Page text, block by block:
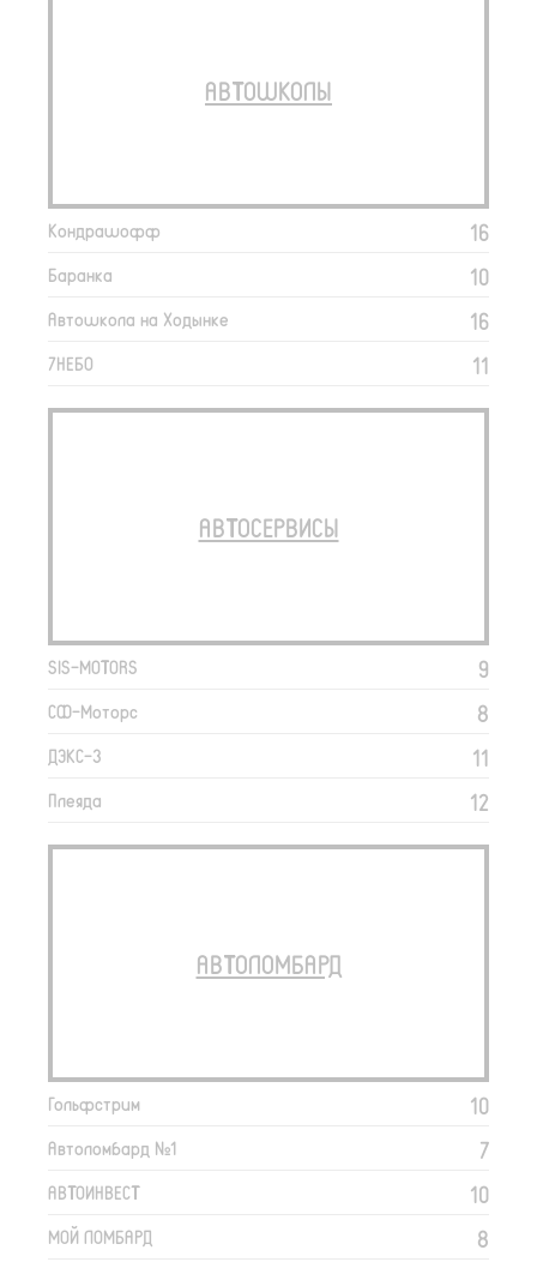
АВТОШКОЛЫ
16
Кондрашофф
10
Баранка
16
Автошкола на Ходынке
11
7НЕБО
АВТОСЕРВИСЫ
9
SIS-MOTORS
8
СФ-Моторс
11
ДЭКС-3
12
Плеяда
АВТОЛОМБАРД
10
Гольфстрим
7
Автоломбард №1
10
АВТОИНВЕСТ
8
МОЙ ЛОМБАРД